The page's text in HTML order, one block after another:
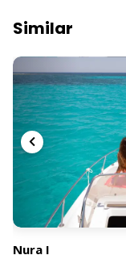
Similar
Nura I